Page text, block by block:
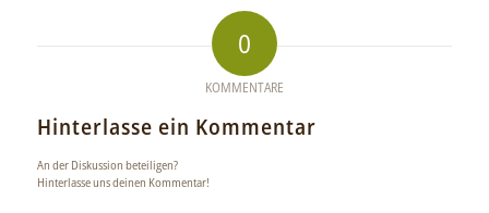
0
KOMMENTARE
Hinterlasse ein Kommentar
An der Diskussion beteiligen?
Hinterlasse uns deinen Kommentar!